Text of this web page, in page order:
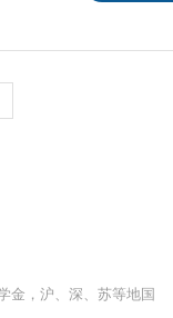
金，沪、深、苏等地国